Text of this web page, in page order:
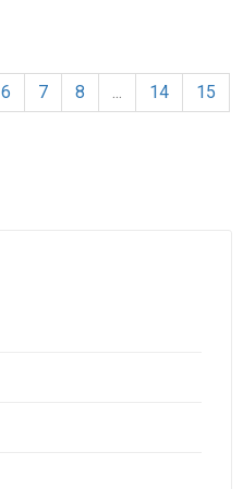
6 7 8 ... 14
15